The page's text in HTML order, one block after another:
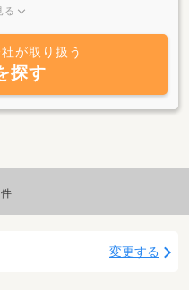
貸したい、借りたい方はご相
る
が取り扱う
探す
件
変更する